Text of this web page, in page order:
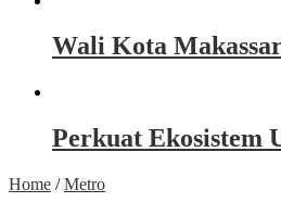
Wali Kota
Perkuat Ekosistem
Home /Metro